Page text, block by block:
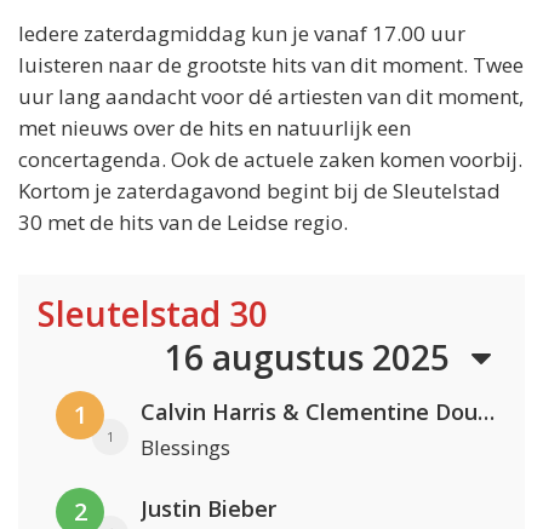
Iedere zaterdagmiddag kun je vanaf 17.00 uur
luisteren naar de grootste hits van dit moment. Twee
uur lang aandacht voor dé artiesten van dit moment,
met nieuws over de hits en natuurlijk een
concertagenda. Ook de actuele zaken komen voorbij.
Kortom je zaterdagavond begint bij de Sleutelstad
30 met de hits van de Leidse regio.
Sleutelstad 30
16 augustus 2025
1
1
Calvin Harris & Clementine Douglas
Blessings
2 Justin Bieber